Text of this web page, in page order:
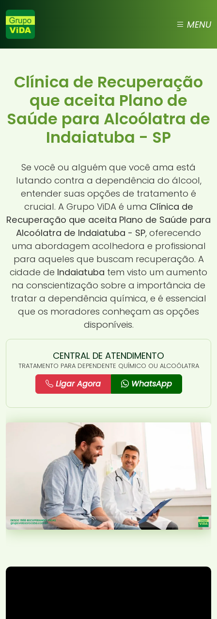
MENU
Clínica de Recuperação
que aceita Plano de
Saúde para Alcoólatra de
Indaiatuba - SP
Se você ou alguém que você ama está
lutando contra a dependência do álcool,
entender suas opções de tratamento é
crucial. A Grupo ViDA é uma Clínica de
Recuperação que aceita Plano de Saúde para
Alcoólatra de Indaiatuba - SP, oferecendo
uma abordagem acolhedora e profissional
para aqueles que buscam recuperação. A
cidade de Indaiatuba tem visto um aumento
na conscientização sobre a importância de
tratar a dependência química, e é essencial
que os moradores conheçam as opções
disponíveis.
CENTRAL DE ATENDIMENTO
TRATAMENTO PARA DEPENDENTE QUÍMICO OU ALCOÓLATRA
Ligar Agora WhatsApp